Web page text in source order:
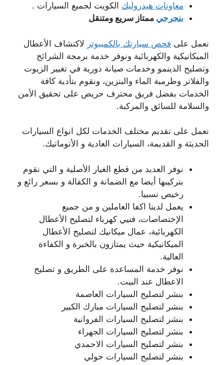
معاونات هيدروليك الكويت لجميع السيارات .
بنجرجي ممتاز سريع ومتنقل
نعمل على فحص سيارتك بالكمبيوتر لاكتشاف الأعطال
الميكانيكية والكهربائية ونوفر خدمة برمجة الشرائح
وتصليح الدينمو وخدمات صيانة دورية في تغيير الزيوت
والفلاتر وطرمبة الماء والبنزين، ونقوم بتأدية كافة
الخدمات بفضل فريق محترف حريص على تحقيق الأمن
والسلامة للسائق والمركبة.
نعمل على تقديم مختلف الخدمات لكل انواع السيارات
الحديثة و القديمة، السيارات العادية و الأتوماتيك.
نوفر العديد من قطع الغيار الأصلية و التي نقوم
بتركيبها أيضا مع الضمانة و الكفالة و بسعر رائع و
رخيص نسبيا.
يعمل لدينا اكفا العاملين و من جميع
الإختصاصات، فنيي كهرباء لتصليح الأعطال
الكهربائية، عمال ميكانيك لتصليح الأعطال
الميكانيكية حيث يمتازون بالخبرة و الكفاءة
العالية.
نوفر خدمة المساعدة على الطريق و تصليح
الاعطال عند البيت.
بنشر لتصليح السيارات العاصمة
بنشر لتصليح السيارات مبارك الكبير
بنشر لتصليح السيارات الفروانية
بنشر لتصليح السيارات الجهراء
بنشر لتصليح السيارات الاحمدي
بنشر لتصليح السيارات حولي